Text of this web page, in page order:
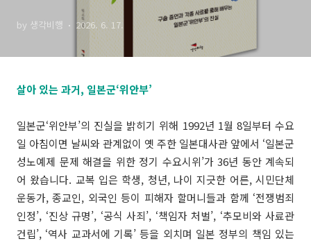
by 생각비행 2026. 6. 17.
살아 있는 과거, 일본군‘위안부’
일본군‘위안부’의 진실을 밝히기 위해 1992년 1월 8일부터 수요
일 아침이면 날씨와 관계없이 옛 주한 일본대사관 앞에서 ‘일본군
성노예제 문제 해결을 위한 정기 수요시위’가 36년 동안 계속되
어 왔습니다. 교복 입은 학생, 청년, 나이 지긋한 어른, 시민단체
운동가, 종교인, 외국인 등이 피해자 할머니들과 함께 ‘전쟁범죄
인정’, ‘진상 규명’, ‘공식 사죄’, ‘책임자 처벌’, ‘추모비와 사료관
건립’, ‘역사 교과서에 기록’ 등을 외치며 일본 정부의 책임 있는